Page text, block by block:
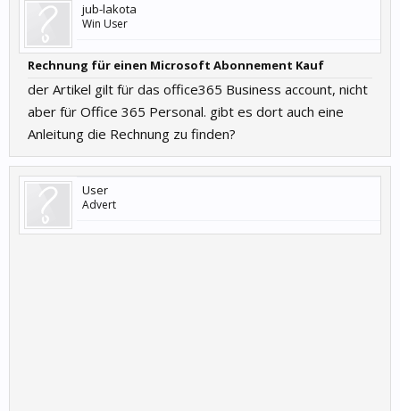
jub-lakota
Win User
Rechnung für einen Microsoft Abonnement Kauf
der Artikel gilt für das office365 Business account, nicht
aber für Office 365 Personal. gibt es dort auch eine
Anleitung die Rechnung zu finden?
User
Advert